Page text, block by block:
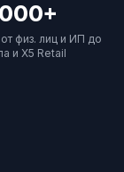
физ. лиц и ИП до
и X5 Retail